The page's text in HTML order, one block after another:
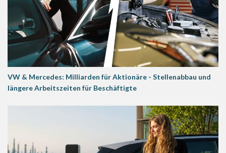
VW & Mercedes: Milliarden für Aktionäre - Stellenabbau und
längere Arbeitszeiten für Beschäftigte